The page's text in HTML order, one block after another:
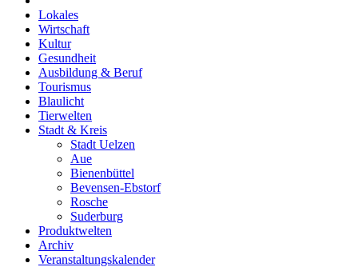
Lokales
Wirtschaft
Kultur
Gesundheit
Ausbildung & Beruf
Tourismus
Blaulicht
Tierwelten
Stadt & Kreis
Stadt Uelzen
Aue
Bienenbüttel
Bevensen-Ebstorf
Rosche
Suderburg
Produktwelten
Archiv
Veranstaltungskalender